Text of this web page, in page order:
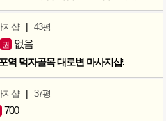
지샵 | 43평
권 없음
역 먹자골목 대로변 마사지샵.
지샵 | 37평
700